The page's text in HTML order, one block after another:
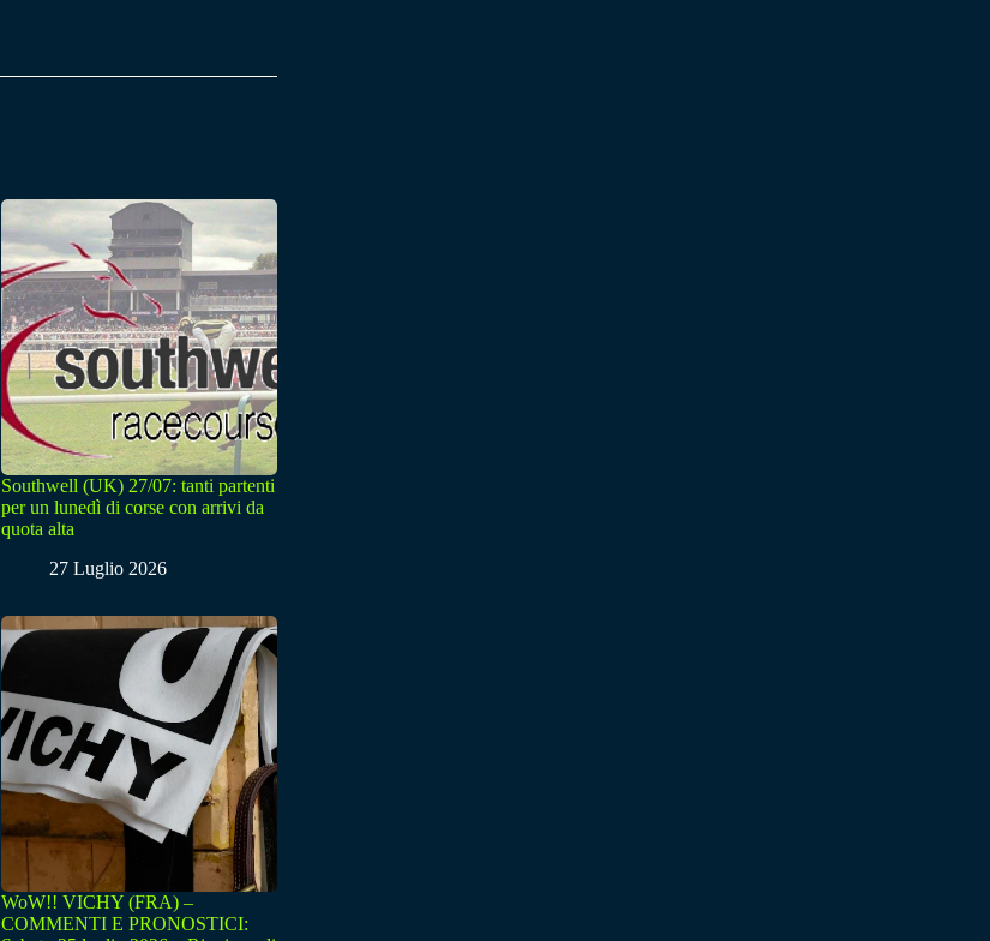
Southwell (UK) 27/07: tanti partenti
per un lunedì di corse con arrivi da
quota alta
27 Luglio 2026
WoW!! VICHY (FRA) –
COMMENTI E PRONOSTICI: